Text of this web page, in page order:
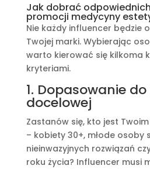
Jak dobrać
promocji medycyny
Nie każdy influencer będzie
Twojej marki. Wybierając
warto kierować się kilkoma
kryteriami.
1. Dopasowanie
docelowej
Zastanów się, kto jest
– kobiety 30+, młode osoby
nieinwazyjnych rozwiązań
roku życia? Influencer musi